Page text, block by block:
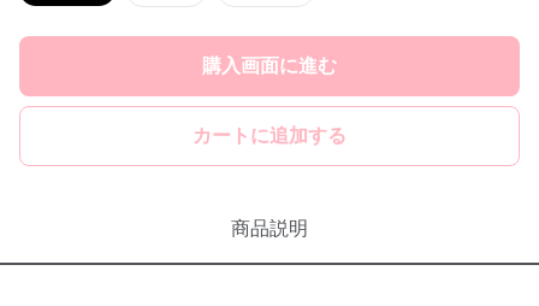
購入画面に進む
カートに追加する
商品説明